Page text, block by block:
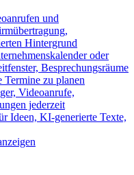
und
Hintergrund
oder
Besprechungsräume
zu planen
Videoanrufe,
jederzeit
Ideen, KI-generierte Texte,